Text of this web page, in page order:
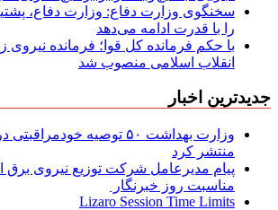
سخنگوی وزارت دفاع: وزارت دفاع،
را با قدرت ادامه می‌دهد
با حکم فرمانده کل قوا؛ فرمانده نیروی
انقلاب اسلامی منصوب شد
جدیدترین اخبار
وزارت بهداشت ۵۰ توصیه
منتشر کرد
پیام مدیرعامل شركت توزیع نیروی برق
مناسبت روز خبرنگار ‌
Lizaro Session Time Limits